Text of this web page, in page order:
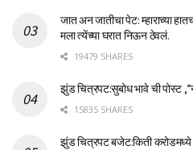
जात अन जातीचा पेट: म्हाराच्या
मला त्येंच्या घरात निऊन ठेवलं.
19479 SHARES
झुंड चित्रपट:सुबोध भावे ची पोस्ट
15835 SHARES
झुंड चित्रपट बजेट:किती